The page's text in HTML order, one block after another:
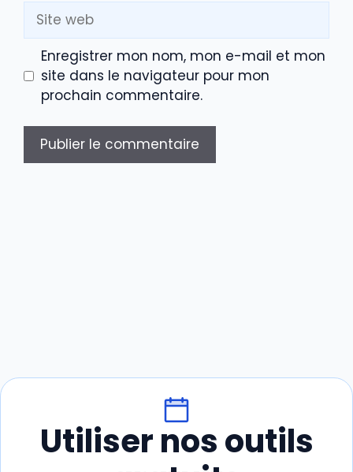
Site
web
Enregistrer mon nom, mon e-mail et mon
site dans le navigateur pour mon
prochain commentaire.
Utiliser nos outils